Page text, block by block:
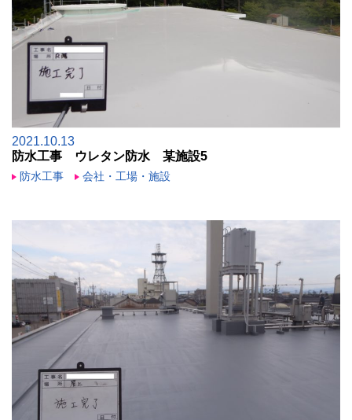
2021.10.13
防水工事 ウレタン防水 某施設5
防水工事 会社・工場・施設